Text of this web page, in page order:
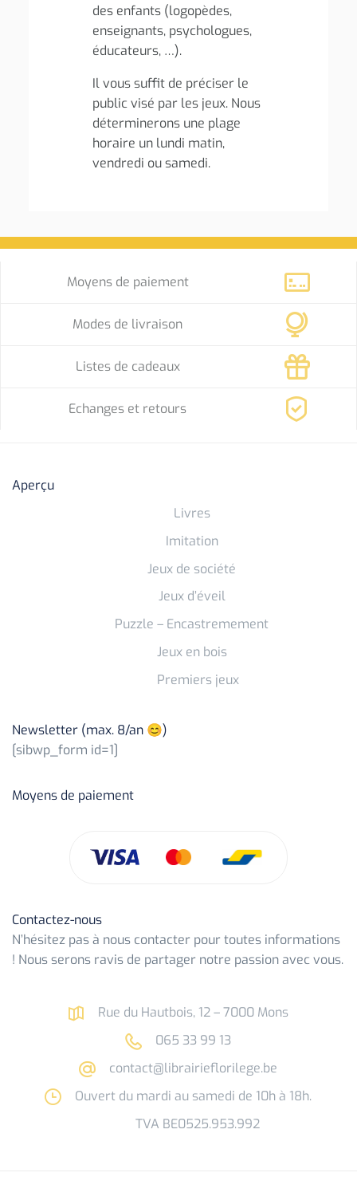
des enfants (logopèdes,
enseignants, psychologues,
éducateurs, …).
Il vous suffit de préciser le
public visé par les jeux. Nous
déterminerons une plage
horaire un lundi matin,
vendredi ou samedi.
Moyens de paiement
Modes de livraison
Listes de cadeaux
Echanges et retours
Aperçu
Livres
Imitation
Jeux de société
Jeux d’éveil
Puzzle – Encastremement
Jeux en bois
Premiers jeux
Newsletter (max. 8/an 😊)
[sibwp_form id=1]
Moyens de paiement
Contactez-nous
N’hésitez pas à nous contacter pour toutes informations
! Nous serons ravis de partager notre passion avec vous.
Rue du Hautbois, 12 – 7000 Mons
065 33 99 13
contact@librairieflorilege.be
Ouvert du mardi au samedi de 10h à 18h.
TVA BE0525.953.992